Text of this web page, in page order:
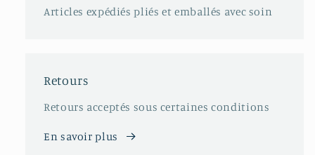
Articles expédiés pliés et emballés avec soin
Retours
Retours acceptés sous certaines conditions
En savoir plus